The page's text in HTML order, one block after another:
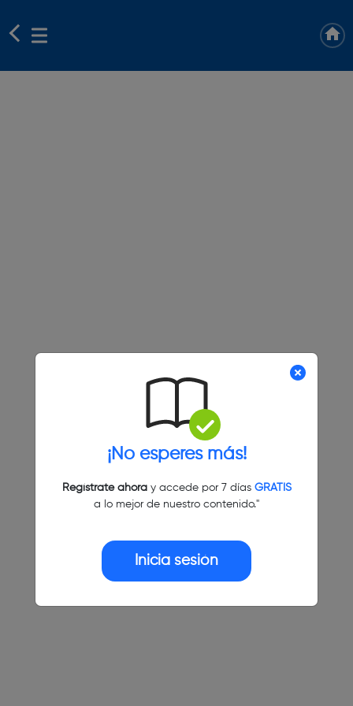
¡No esperes más!
Regístrate ahoray accede por 7 días GRATIS
a lo mejor de nuestro contenido."
Inicia sesión